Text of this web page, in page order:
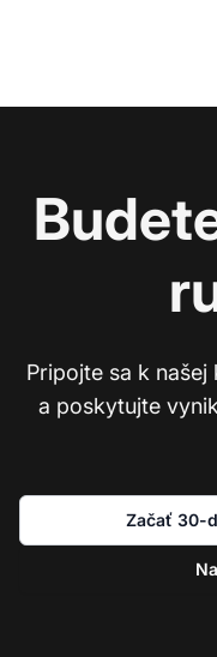
Pripojte sa k
a poskytujte
Začať 30-